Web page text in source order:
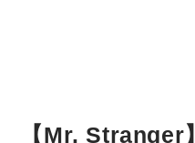
【Mr.